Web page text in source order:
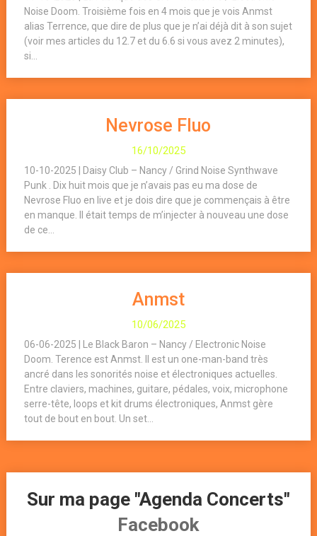
Noise Doom. Troisième fois en 4 mois que je vois Anmst
alias Terrence, que dire de plus que je n’ai déjà dit à son sujet
(voir mes articles du 12.7 et du 6.6 si vous avez 2 minutes),
si...
Nevrose Fluo
16/10/2025
10-10-2025 | Daisy Club – Nancy / Grind Noise Synthwave
Punk . Dix huit mois que je n’avais pas eu ma dose de
Nevrose Fluo en live et je dois dire que je commençais à être
en manque. Il était temps de m’injecter à nouveau une dose
de ce...
Anmst
10/06/2025
06-06-2025 | Le Black Baron – Nancy / Electronic Noise
Doom. Terence est Anmst. Il est un one-man-band très
ancré dans les sonorités noise et électroniques actuelles.
Entre claviers, machines, guitare, pédales, voix, microphone
serre-tête, loops et kit drums électroniques, Anmst gère
tout de bout en bout. Un set...
Sur ma page "Agenda Concerts"
Facebook